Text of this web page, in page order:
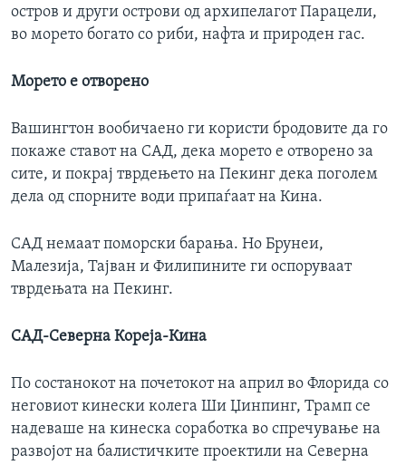
остров и други острови од архипелагот Парацели,
во морето богато со риби, нафта и природен гас.
Морето е отворено
Вашингтон вообичаено ги користи бродовите да го
покаже ставот на САД, дека морето е отворено за
сите, и покрај тврдењето на Пекинг дека поголем
дела од спорните води припаѓаат на Кина.
САД немаат поморски барања. Но Брунеи,
Малезија, Тајван и Филипините ги оспоруваат
тврдењата на Пекинг.
САД-Северна Кореја-Кина
По состанокот на почетокот на април во Флорида со
неговиот кинески колега Ши Џинпинг, Трамп се
надеваше на кинеска соработка во спречување на
развојот на балистичките проектили на Северна